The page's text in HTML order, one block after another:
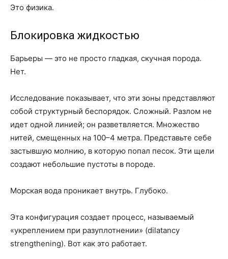
Это физика.
Блокировка жидкостью
Барьеры — это не просто гладкая, скучная порода.
Нет.
Исследование показывает, что эти зоны представляют
собой структурный беспорядок. Сложный. Разлом не
идет одной линией; он разветвляется. Множество
нитей, смещенных на 100–4 метра. Представьте себе
застывшую молнию, в которую попал песок. Эти щели
создают небольшие пустоты в породе.
Морская вода проникает внутрь. Глубоко.
Эта конфигурация создает процесс, называемый
«укреплением при разуплотнении» (dilatancy
strengthening). Вот как это работает.